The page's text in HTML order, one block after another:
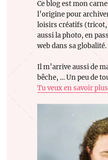
Ce blog est mon
l’origine pour
loisirs créatifs (tricot,
aussi la photo, en
web dans sa globalité.
Il m’arrive aussi de
bêche, … Un peu de
Tu veux en savoir